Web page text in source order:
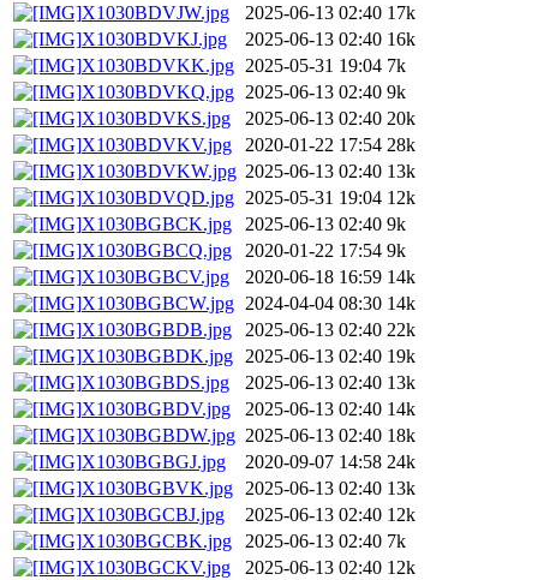
X1030BDVJW.jpg
2025-06-13 02:40 17k
X1030BDVKJ.jpg
2025-06-13 02:40 16k
X1030BDVKK.jpg 2025-05-31 19:04 7k
X1030BDVKQ.jpg 2025-06-13 02:40 9k
X1030BDVKS.jpg
2025-06-13 02:40 20k
X1030BDVKV.jpg
2020-01-22 17:54 28k
X1030BDVKW.jpg 2025-06-13 02:40 13k
X1030BDVQD.jpg 2025-05-31 19:04 12k
X1030BGBCK.jpg
2025-06-13 02:40 9k
X1030BGBCQ.jpg
2020-01-22 17:54 9k
X1030BGBCV.jpg
2020-06-18 16:59 14k
X1030BGBCW.jpg 2024-04-04 08:30 14k
X1030BGBDB.jpg
2025-06-13 02:40 22k
X1030BGBDK.jpg
2025-06-13 02:40 19k
X1030BGBDS.jpg
2025-06-13 02:40 13k
X1030BGBDV.jpg
2025-06-13 02:40 14k
X1030BGBDW.jpg 2025-06-13 02:40 18k
X1030BGBGJ.jpg
2020-09-07 14:58 24k
X1030BGBVK.jpg
2025-06-13 02:40 13k
X1030BGCBJ.jpg
2025-06-13 02:40 12k
X1030BGCBK.jpg
2025-06-13 02:40 7k
X1030BGCKV.jpg
2025-06-13 02:40 12k